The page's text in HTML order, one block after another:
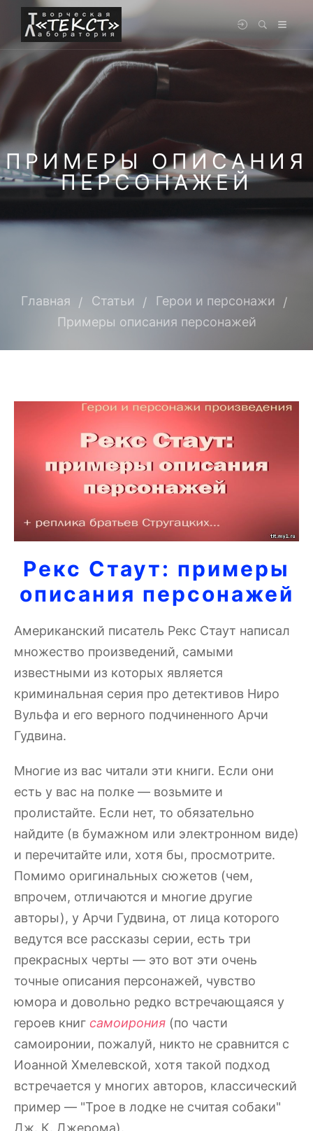
ПРИМЕРЫ ОПИСАНИЯ
ПЕРСОНАЖЕЙ
Главная Статьи
Герои и персонажи
Примеры описания персонажей
Рекс Стаут: примеры
описания персонажей
Американский писатель Рекс Стаут написал
множество произведений, самыми
известными из которых является
криминальная серия про детективов Ниро
Вульфа и его верного подчиненного Арчи
Гудвина.
Многие из вас читали эти книги. Если они
есть у вас на полке — возьмите и
пролистайте. Если нет, то обязательно
найдите (в бумажном или электронном виде)
и перечитайте или, хотя бы, просмотрите.
Помимо оригинальных сюжетов (чем,
впрочем, отличаются и многие другие
авторы), у Арчи Гудвина, от лица которого
ведутся все рассказы серии, есть три
прекрасных черты — это вот эти очень
точные описания персонажей, чувство
юмора и довольно редко встречающаяся у
героев книг самоирония (по части
самоиронии, пожалуй, никто не сравнится с
Иоанной Хмелевской, хотя такой подход
встречается у многих авторов, классический
пример — "Трое в лодке не считая собаки"
Дж. К. Джерома).